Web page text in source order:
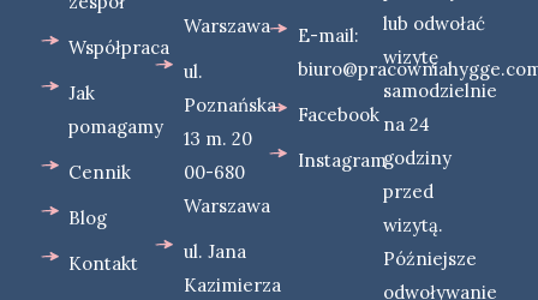
Współpraca
Jak
pomagamy
Cennik
Blog
Kontakt
E-mail:
Facebook
Instagram
Warszawa
ul.
Poznańska
13 m. 20
00-680
Warszawa
ul. Jana
Kazimierza
lub odwołać
wizytę
samodzielnie
na 24
godziny
przed
wizytą.
Późniejsze
odwoływanie